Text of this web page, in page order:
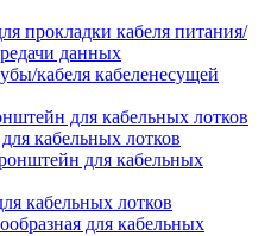
прокладки кабеля питания/
данных
кабеля кабеленесущей
для кабельных лотков
кабельных лотков
для кабельных
кабельных лотков
для кабельных